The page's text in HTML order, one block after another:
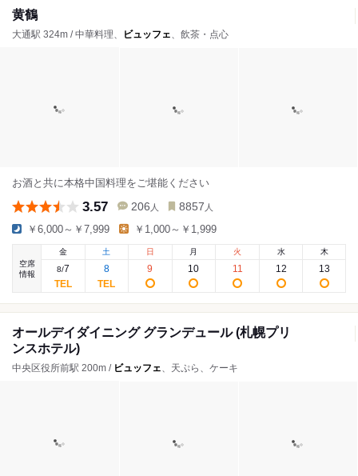
黄鶴
大通駅 324m / 中華料理、 ビュッフェ、飲茶・点心
お酒と共に本格中国料理をご堪能ください
3.57 206 人 8857 人
￥6,000～￥7,999 ￥1,000～￥1,999
空席
情報
金
8/7
土
8
日
9
月
10
火
11
水
12
木
13
オールデイダイニング グランデュール (札幌プリ
ンスホテル)
中央区役所前駅 200m / ビュッフェ、天ぷら、ケーキ